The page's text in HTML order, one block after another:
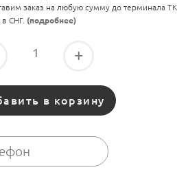
заказ на любую сумму до терминала ТК
СНГ. (подробнее)
+
в корзину